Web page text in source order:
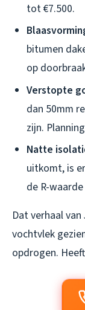
tot €7.500.
bitumen
op
Verstopte
dan 50mm
zijn.
Natte
uitkomt, is
de R-
Dat verhaal
vochtvlek
opdrogen.